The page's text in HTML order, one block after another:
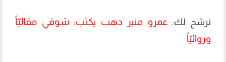
نرشح لك: عمرو منير دهب يكتب: شوقي مقاليّاً
وروائيّاً